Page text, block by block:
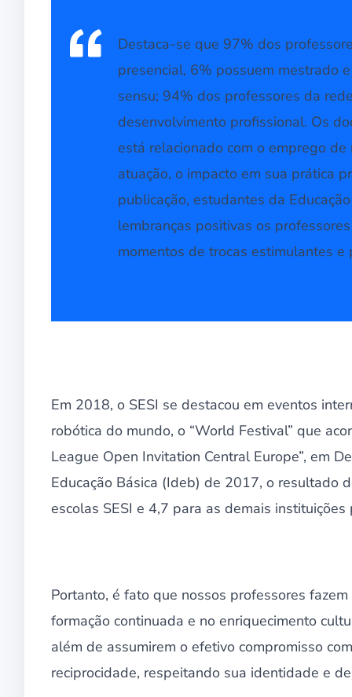
Destaca-se que 97% dos
presencial, 6% possuem mestrado
sensu; 94% dos professores da
desenvolvimento profissional. Os
está relacionado com o emprego
atuação, o impacto em sua prática
publicação, estudantes da
lembranças positivas os
momentos de trocas estimulantes e
Em 2018, o SESI se destacou em eventos
robótica do mundo, o “World Festival” que
League Open Invitation Central Europe”, em
Educação Básica (Ideb) de 2017, o resultado
escolas SESI e 4,7 para as demais instituições
Portanto, é fato que nossos professores
formação continuada e no enriquecimento
além de assumirem o efetivo compromisso
reciprocidade, respeitando sua identidade e